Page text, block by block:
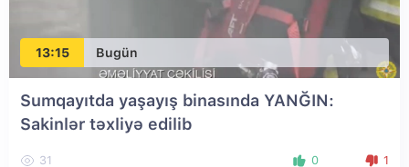
13:15 Bugün
Sumqayıtda yaşayış binasında YANĞIN:
Sakinlər təxliyə edilib
31 0 1